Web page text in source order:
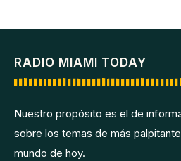
RADIO MIAMI TODAY
Nuestro propósito es el de
sobre los temas de más
mundo de hoy.